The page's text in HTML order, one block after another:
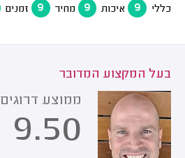
כללי 9 איכות 9 מחיר 9 זמנים
בעל המקצוע המדובר
ממוצע דרוגים
9.50